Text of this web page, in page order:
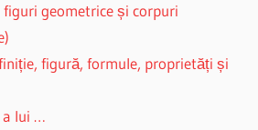
figuri geometrice și corpuri
figură, formule, proprietăți și
a lui …